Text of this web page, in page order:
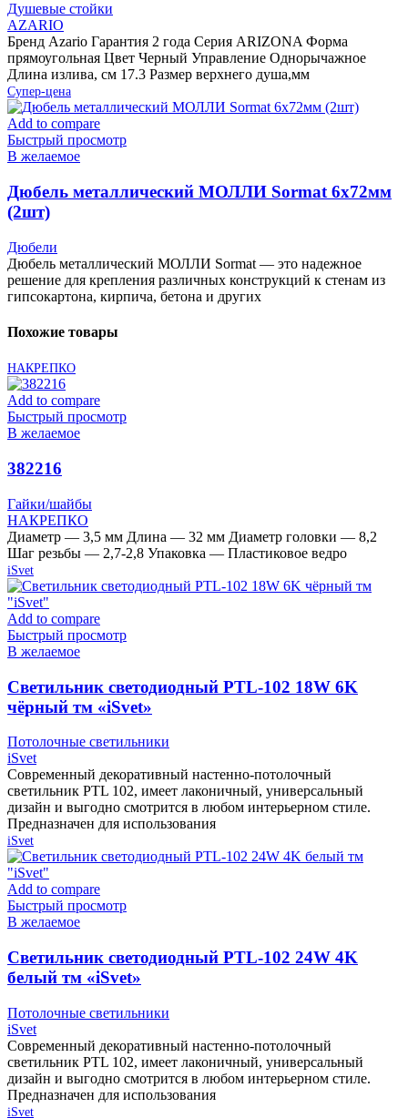
Душевые стойки
AZARIO
Бренд Azario Гарантия 2 года Серия ARIZONA Форма
прямоугольная Цвет Черный Управление Однорычажное
Длина излива, см 17.3 Размер верхнего душа,мм
Супер-цена
Add to compare
Быстрый просмотр
В желаемое
Дюбель металлический МОЛЛИ Sormat 6х72мм
(2шт)
Дюбели
Дюбель металлический МОЛЛИ Sormat — это надежное
решение для крепления различных конструкций к стенам из
гипсокартона, кирпича, бетона и других
Похожие товары
НАКРЕПКО
Add to compare
Быстрый просмотр
В желаемое
382216
Гайки/шайбы
НАКРЕПКО
Диаметр — 3,5 мм Длина — 32 мм Диаметр головки — 8,2
Шаг резьбы — 2,7-2,8 Упаковка — Пластиковое ведро
iSvet
Add to compare
Быстрый просмотр
В желаемое
Cветильник светодиодный PTL-102 18W 6K
чёрный тм «iSvet»
Потолочные светильники
iSvet
Современный декоративный настенно-потолочный
светильник PTL 102, имеет лаконичный, универсальный
дизайн и выгодно смотрится в любом интерьерном стиле.
Предназначен для использования
iSvet
Add to compare
Быстрый просмотр
В желаемое
Cветильник светодиодный PTL-102 24W 4K
белый тм «iSvet»
Потолочные светильники
iSvet
Современный декоративный настенно-потолочный
светильник PTL 102, имеет лаконичный, универсальный
дизайн и выгодно смотрится в любом интерьерном стиле.
Предназначен для использования
iSvet